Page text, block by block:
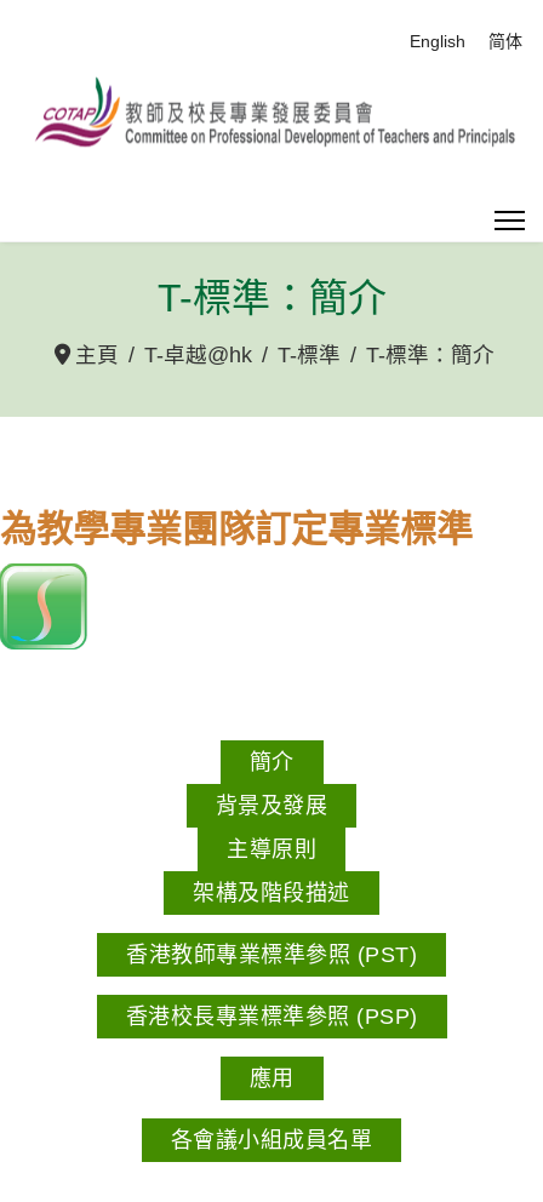
選擇你的語言
English 简体
T-標準：簡介
主頁 T-卓越@hk T-標準 T-標準：簡介
為教學專業團隊訂定專業標準
簡介
背景及發展
主導原則
架構及階段描述
香港教師專業標準參照 (PST)
香港校長專業標準參照 (PSP)
應用
各會議小組成員名單